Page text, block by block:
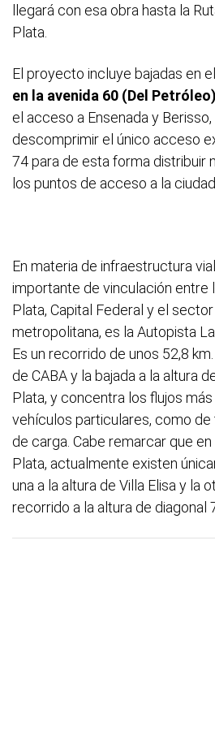
llegará con esa obra hasta la
Plata.
El proyecto incluye bajadas en el
en la avenida 60 (Del Petróleo)
el acceso a Ensenada y
descomprimir el único acceso
74 para de esta forma distribuir
los puntos de acceso a la
En materia de infraestructura
importante de vinculación entre
Plata, Capital Federal y el
metropolitana, es la Autopista
Es un recorrido de unos 52,8
de CABA y la bajada a la altura
Plata, y concentra los flujos
vehículos particulares, como
de carga. Cabe remarcar que
Plata, actualmente existen
una a la altura de Villa Elisa y la
recorrido a la altura de diagonal